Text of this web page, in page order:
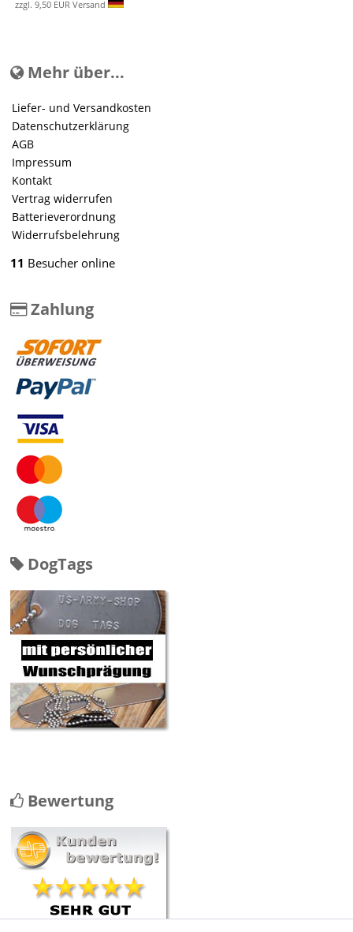
zzgl. 9,50 EUR Versand
Mehr über...
Liefer- und Versandkosten
Datenschutzerklärung
AGB
Impressum
Kontakt
Vertrag widerrufen
Batterieverordnung
Widerrufsbelehrung
11 Besucher online
Zahlung
DogTags
Bewertung